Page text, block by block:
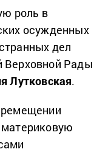
роль в
осужденных
дел
Верховной Рады
Лутковская.